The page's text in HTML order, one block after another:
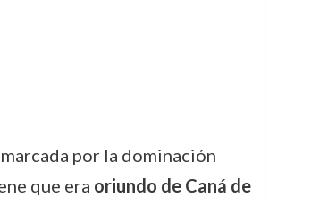
por la dominación
que era oriundo de Caná de